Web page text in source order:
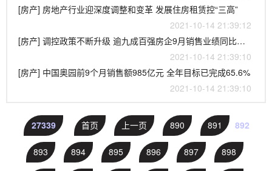
[房产] 房地产行业迎深度调整和变革 发展住房租赁控“三高”
2021-10-14 21:39:12
[房产] 调控政策不断升级 逾九成百强房企9月销售业绩同比下降
2021-10-14 21:39:10
[房产] 中国奥园前9个月销售额985亿元 全年目标已完成65.6%
2021-10-14 21:39:10
27339 首页 上一页 890 891 892
893 894 895 896 897 898